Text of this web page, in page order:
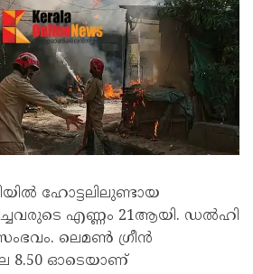
ഹോട്ടലിലുണ്ടായ
എണ്ണം 21ആയി. ഡല്‍ഹി
ലെമണ്‍ ഗ്രീന്‍
8.50 ഓടെയാണ്